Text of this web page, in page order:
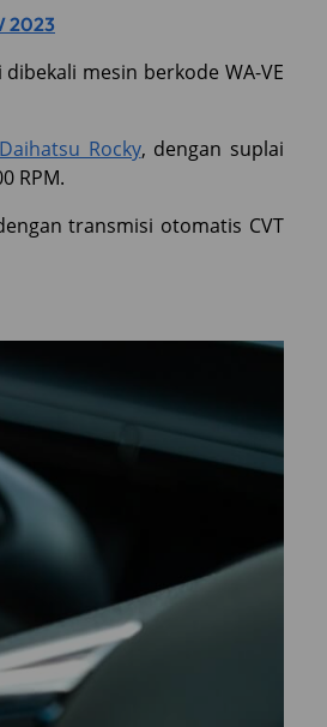
2023
mesin berkode WA-VE
Rocky, dengan suplai
RPM.
transmisi otomatis CVT